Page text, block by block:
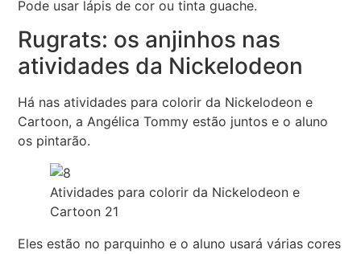
Pode usar lápis de cor ou tinta guache.
Rugrats: os anjinhos nas
atividades da Nickelodeon
Há nas atividades para colorir da Nickelodeon e
Cartoon, a Angélica Tommy estão juntos e o aluno
os pintarão.
Atividades para colorir da Nickelodeon e
Cartoon 21
Eles estão no parquinho e o aluno usará várias cores